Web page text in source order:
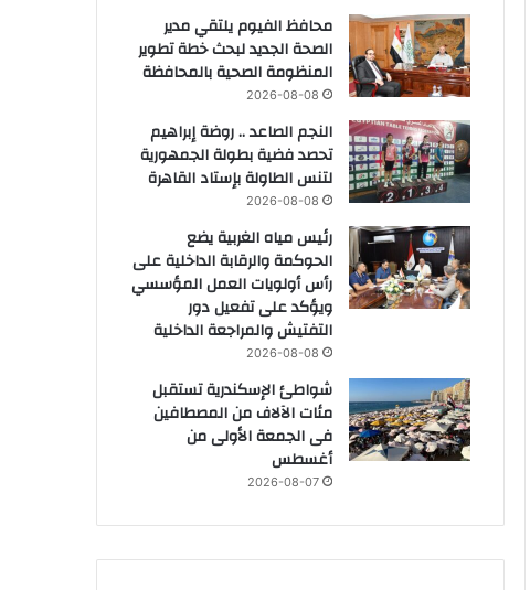
محافظ الفيوم يلتقي مدير
الصحة الجديد لبحث خطة تطوير
المنظومة الصحية بالمحافظة
2026-08-08
النجم الصاعد .. روضة إبراهيم
تحصد فضية بطولة الجمهورية
لتنس الطاولة بإستاد القاهرة
2026-08-08
رئيس مياه الغربية يضع
الحوكمة والرقابة الداخلية على
رأس أولويات العمل المؤسسي
ويؤكد على تفعيل دور
التفتيش والمراجعة الداخلية
2026-08-08
شواطئ الإسكندرية تستقبل
مئات الآلاف من المصطافين
فى الجمعة الأولى من
أغسطس
2026-08-07